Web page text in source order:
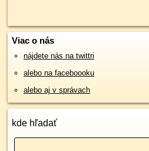
Viac o nás
nájdete nás na twittri
alebo na faceboooku
alebo aj v správach
kde hľadať